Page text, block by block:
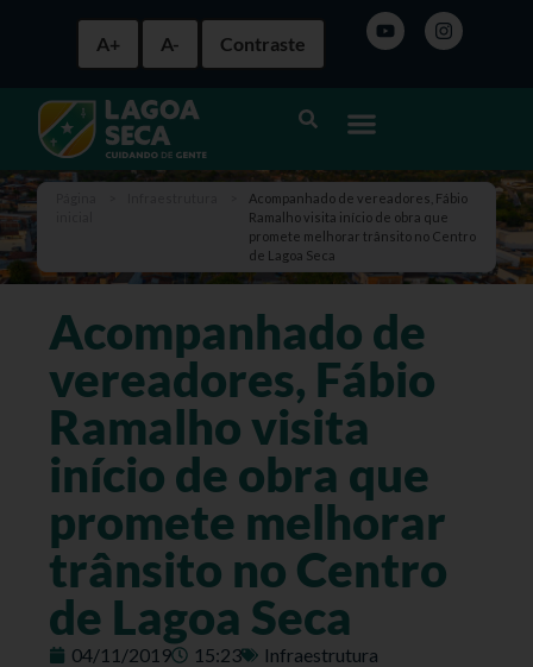
A+ A- Contraste
Acompanhado de vereadores, Fábio
Ramalho visita início de obra que
promete melhorar trânsito no Centro
de Lagoa Seca
Acompanhado de
vereadores, Fábio
Ramalho visita
início de obra que
promete melhorar
trânsito no Centro
de Lagoa Seca
04/11/2019 15:23 Infraestrutura